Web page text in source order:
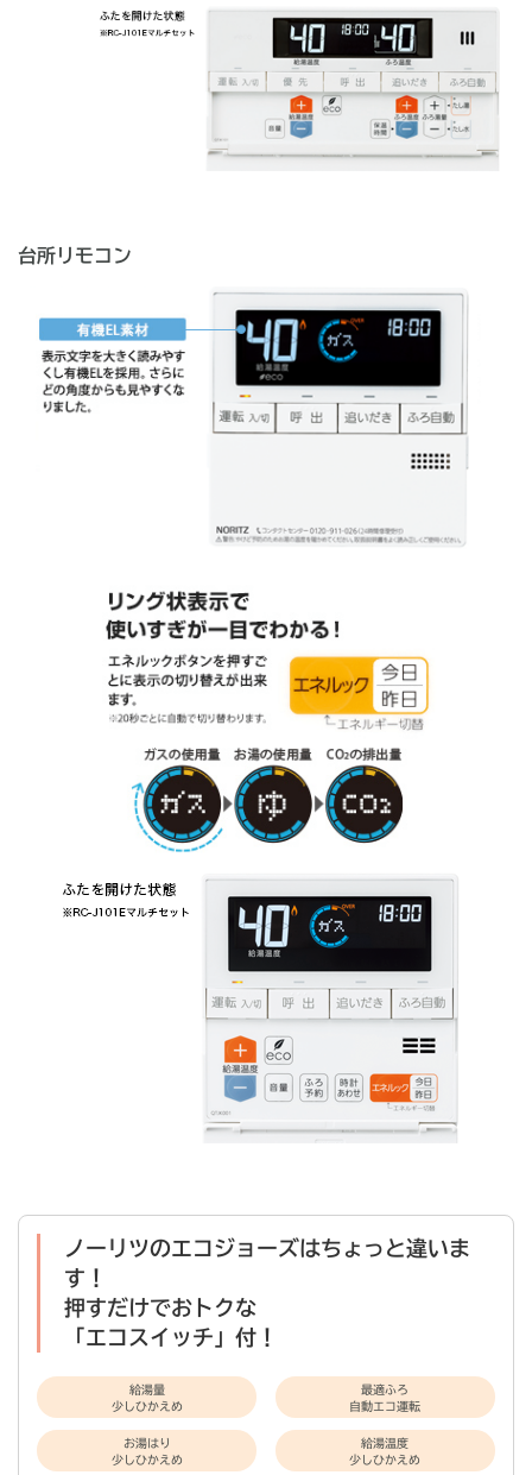
台所リモコン
ノーリツのエコジョーズはちょっと違いま
す！
押すだけでおトクな
「エコスイッチ」付！
給湯量
少しひかえめ
最適ふろ
自動エコ運転
お湯はり
少しひかえめ
給湯温度
少しひかえめ